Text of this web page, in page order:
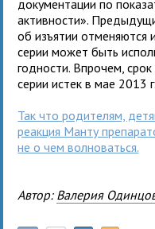
документации по
активности».
об изъятии отменяются
серии может быть
годности. Впрочем,
серии истек в мае 2013 г.
Так что родителям,
реакция Манту
не о чем волноваться.
Автор: Валерия